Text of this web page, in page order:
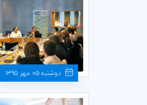
دوشنبه 05 مهر 1395